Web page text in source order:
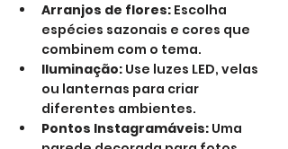
Arranjos de flores: Escolha
espécies sazonais e cores que
combinem com o tema.
Iluminação: Use luzes LED, velas
ou lanternas para criar
diferentes ambientes.
Pontos Instagramáveis: Uma